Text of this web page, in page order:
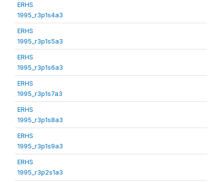
ERHS
1995_r3p1s4a3
ERHS
1995_r3p1s5a3
ERHS
1995_r3p1s6a3
ERHS
1995_r3p1s7a3
ERHS
1995_r3p1s8a3
ERHS
1995_r3p1s9a3
ERHS
1995_r3p2s1a3